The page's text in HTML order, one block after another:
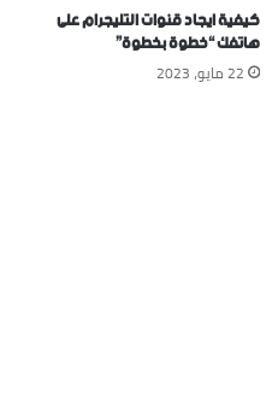
كيفية ايجاد قنوات التليجرام على
هاتفك “خطوة بخطوة”
22 مايو، 2023